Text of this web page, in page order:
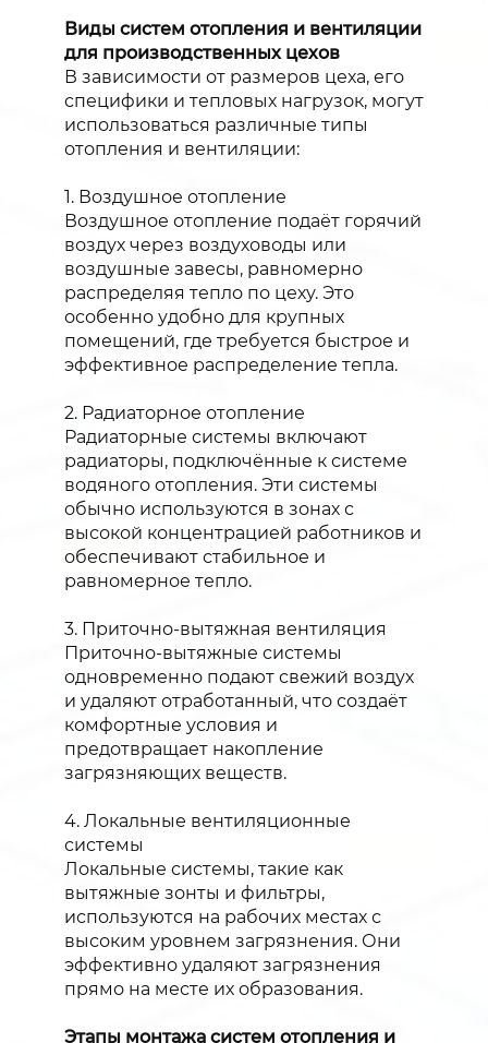
Виды систем отопления и вентиляции
для производственных цехов
В зависимости от размеров цеха, его
специфики и тепловых нагрузок, могут
использоваться различные типы
отопления и вентиляции:
1. Воздушное отопление
Воздушное отопление подаёт горячий
воздух через воздуховоды или
воздушные завесы, равномерно
распределяя тепло по цеху. Это
особенно удобно для крупных
помещений, где требуется быстрое и
эффективное распределение тепла.
2. Радиаторное отопление
Радиаторные системы включают
радиаторы, подключённые к системе
водяного отопления. Эти системы
обычно используются в зонах с
высокой концентрацией работников и
обеспечивают стабильное и
равномерное тепло.
3. Приточно-вытяжная вентиляция
Приточно-вытяжные системы
одновременно подают свежий воздух
и удаляют отработанный, что создаёт
комфортные условия и
предотвращает накопление
загрязняющих веществ.
4. Локальные вентиляционные
системы
Локальные системы, такие как
вытяжные зонты и фильтры,
используются на рабочих местах с
высоким уровнем загрязнения. Они
эффективно удаляют загрязнения
прямо на месте их образования.
Этапы монтажа систем отопления и